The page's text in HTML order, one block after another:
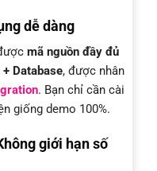
dễ dàng
mã nguồn đầy đủ
+ Database, được nhân
. Bạn chỉ cần cài
giống demo 100%.
giới hạn số